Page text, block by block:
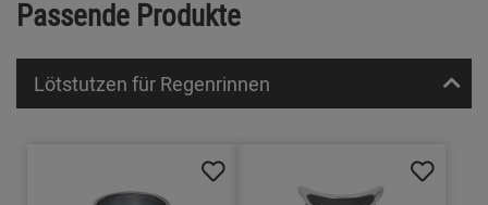
Passende Produkte
Lötstutzen für Regenrinnen